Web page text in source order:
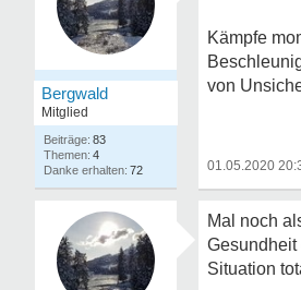
Bergwald
Mitglied
83
4
72
Kämpfe
von
01.05.2020
Mal noch
Situation